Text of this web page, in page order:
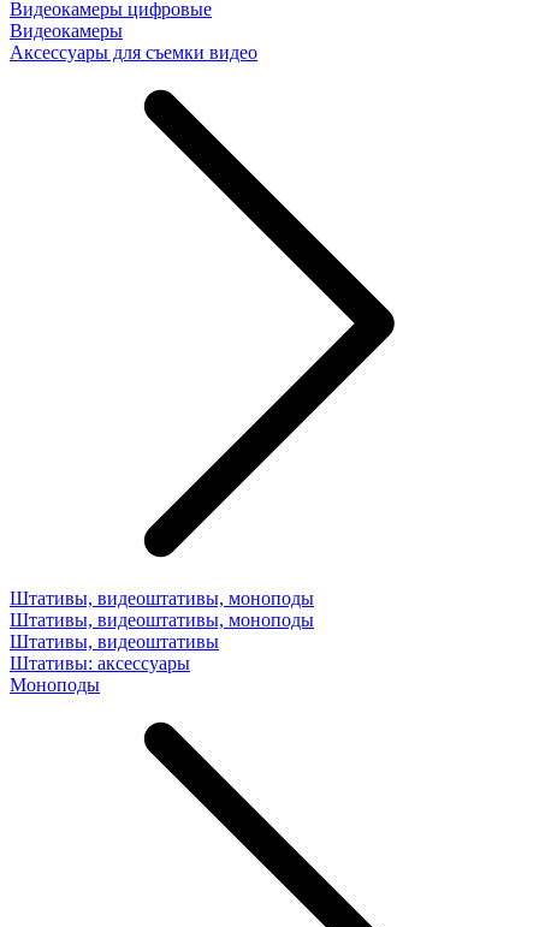
Видеокамеры цифровые
Видеокамеры
Аксессуары для съемки видео
Штативы, видеоштативы, моноподы
Штативы, видеоштативы, моноподы
Штативы, видеоштативы
Штативы: аксессуары
Моноподы